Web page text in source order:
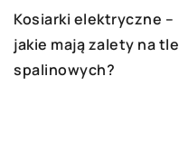
Kosiarki elektryczne –
jakie mają zalety na tle
spalinowych?